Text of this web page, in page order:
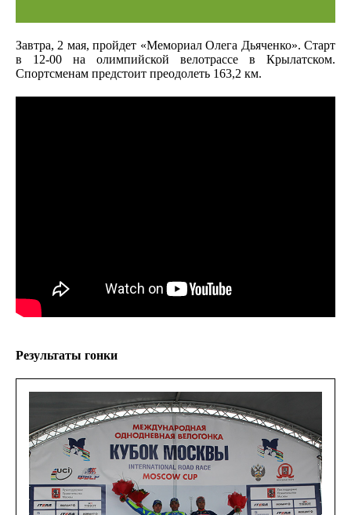
Завтра, 2 мая, пройдет «Мемориал Олега Дьяченко». Старт
в 12-00 на олимпийской велотрассе в Крылатском.
Спортсменам предстоит преодолеть 163,2 км.
Результаты гонки